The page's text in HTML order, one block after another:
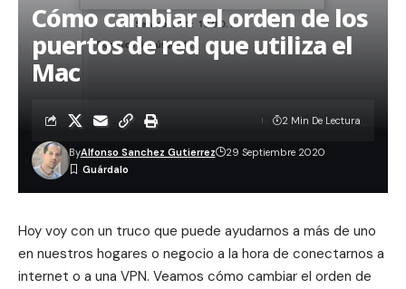
Cómo cambiar el orden de los
puertos de red que utiliza el
Mac
ByAlfonso Sanchez Gutierrez 29 Septiembre 2020
2 Min De Lectura
Hoy voy con un truco que puede ayudarnos a más de uno
en nuestros hogares o negocio a la hora de conectarnos a
internet o a una VPN. Veamos cómo cambiar el orden de